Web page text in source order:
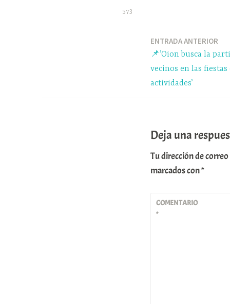
573
pp
ENTRADA ANTERIOR
📌’Oion busca la
vecinos en las
actividades’
Deja una
Tu dirección de
marcados con*
COMENTARIO
*